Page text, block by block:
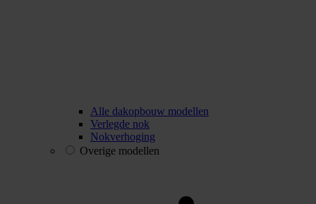
Alle dakopbouw modellen
Verlegde nok
Nokverhoging
Overige modellen